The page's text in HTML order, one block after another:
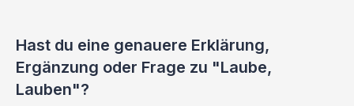
Hast du eine genauere Erklärung,
Ergänzung oder Frage zu "Laube,
Lauben"?